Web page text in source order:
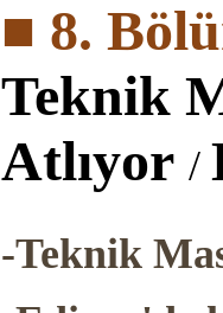
■ 8.
Teknik
Atlıyor /
-Teknik